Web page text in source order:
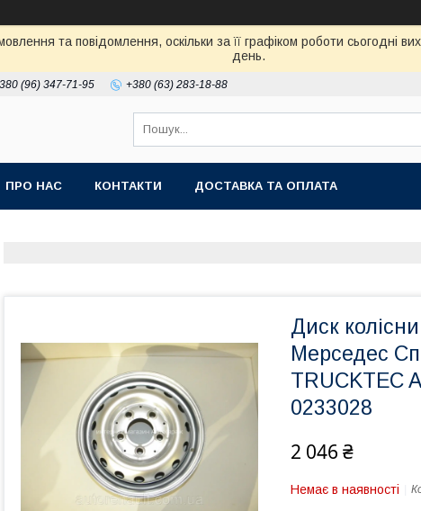
та повідомлення, оскільки за її графіком роботи сьогодні
день.
(96) 347-71-95 +380 (63) 283-18-88
ПРО НАС КОНТАКТИ ДОСТАВКА ТА ОПЛАТА
Диск
Мерседес
TRUCKTEC
0233028
2 046 ₴
Немає в наявності